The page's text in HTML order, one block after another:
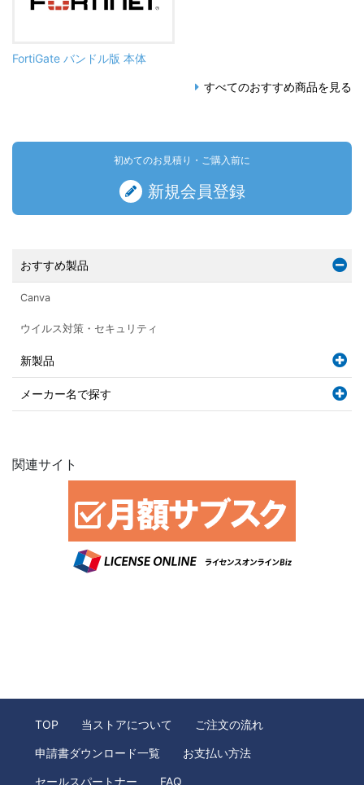
FortiGate バンドル版 本体
すべてのおすすめ商品を見る
初めてのお見積り・ご購入前に
新規会員登録
おすすめ製品
Canva
ウイルス対策・セキュリティ
新製品
メーカー名で探す
関連サイト
TOP 当ストアについて ご注文の流れ
申請書ダウンロード一覧 お支払い方法
セールスパートナー FAQ